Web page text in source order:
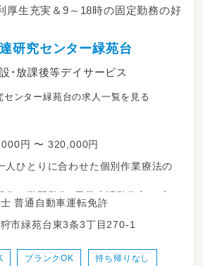
厚生充実＆9～18時の固定勤務の好
研究センター緑苑台
・放課後等デイサービス
ンター緑苑台の求人一覧を見る
円 〜 320,000円
人ひとりに合わせた個別作業療法の
作や学習動作、日常生活動作（ADL）の
支援計画の作成
使用した子どもの送迎
作業療法士 普通自動車運転免許
市緑苑台東3条3丁目270-1
ブランクOK 持ち帰りなし